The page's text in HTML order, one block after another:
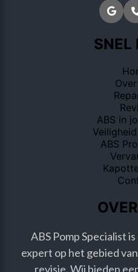
SNEL
ABS in
ABS
ABS Pomp Specialist
expert op het gebied
revisie. Wij bieden